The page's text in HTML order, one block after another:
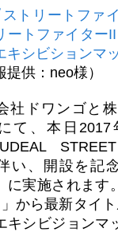
ストリートフ
ートファイタ
キシビションマ
提供：neo様）
社ドワンゴと
て、本日
い、開設を記
に実施されま
から最新タイ
キシビジョンマ